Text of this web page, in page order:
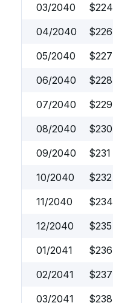
03/2040
$224
04/2040
$226
05/2040
$227
06/2040
$228
07/2040
$229
08/2040
$230
09/2040
$231
10/2040
$232
11/2040
$234
12/2040
$235
01/2041
$236
02/2041
$237
03/2041
$238